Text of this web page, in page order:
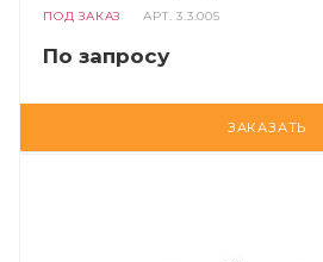
ПОД ЗАКАЗ АРТ.3.3.005
По запросу
ЗАКАЗАТЬ